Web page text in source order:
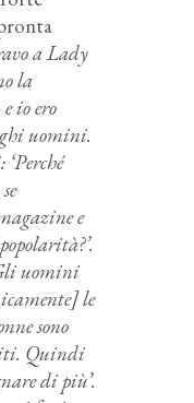
aLady
la
io ero
uomini.
e
uomini
le
sono
Quindi
di più’.